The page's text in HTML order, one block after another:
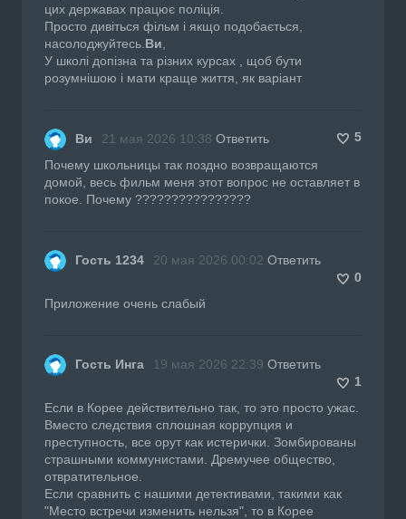
цих державах працює поліція.
Просто дивіться фільм і якщо подобається,
насолоджуйтесь. Ви
У школі допізна та різних курсах , щоб бути
розумнішою і мати краще життя, як варіант
Ви 21 мая 2026 10:38 Ответить
5
Почему школьницы так поздно возвращаются
домой, весь фильм меня этот вопрос не оставляет в
покое. Почему ????????????????
Гость 1234 20 мая 2026 00:02 Ответить
0
Приложение очень слабый
Гость Инга 19 мая 2026 22:39 Ответить
1
Если в Корее действительно так, то это просто ужас.
Вместо следствия сплошная коррупция и
преступность, все орут как истерички. Зомбированы
страшными коммунистами. Дремучее общество,
отвратительное.
Если сравнить с нашими детективами, такими как
"Место встречи изменить нельзя", то в Корее